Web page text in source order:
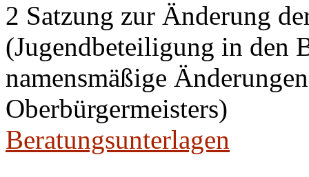
2 Satzung zur Änderung
(Jugendbeteiligung in den
namensmäßige
Oberbürgermeisters)
Beratungsunterlagen